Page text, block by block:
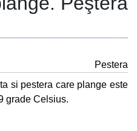
Pestera
si pestera care plange este
grade Celsius.